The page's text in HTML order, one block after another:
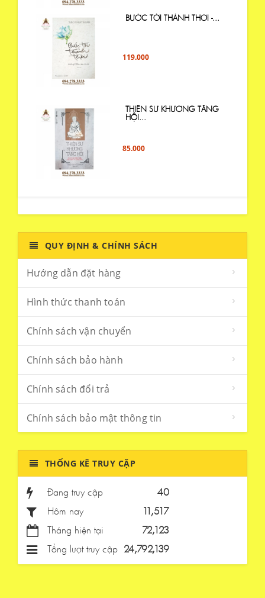
BƯỚC TỚI THẢNH THƠI -...
119.000
THIỀN SƯ KHƯƠNG TĂNG
HỘI...
85.000
QUY ĐỊNH & CHÍNH SÁCH
Hướng dẫn đặt hàng
Hình thức thanh toán
Chính sách vận chuyển
Chính sách bảo hành
Chính sách đổi trả
Chính sách bảo mật thông tin
THỐNG KÊ TRUY CẬP
Đang truy cập
40
Hôm nay
11,517
Tháng hiện tại
72,123
Tổng lượt truy cập 24,792,139